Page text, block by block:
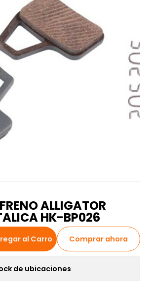
ALLIGATOR
HK-BP026
al Carro Comprar ahora
de ubicaciones